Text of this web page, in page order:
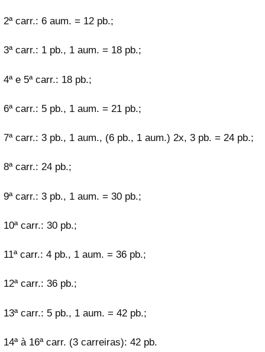
2ª carr.: 6 aum. = 12 pb.;
3ª carr.: 1 pb., 1 aum. = 18 pb.;
4ª e 5ª carr.: 18 pb.;
6ª carr.: 5 pb., 1 aum. = 21 pb.;
7ª carr.: 3 pb., 1 aum., (6 pb., 1 aum.) 2x, 3 pb. = 24 pb.;
8ª carr.: 24 pb.;
9ª carr.: 3 pb., 1 aum. = 30 pb.;
10ª carr.: 30 pb.;
11ª carr.: 4 pb., 1 aum. = 36 pb.;
12ª carr.: 36 pb.;
13ª carr.: 5 pb., 1 aum. = 42 pb.;
14ª à 16ª carr. (3 carreiras): 42 pb.